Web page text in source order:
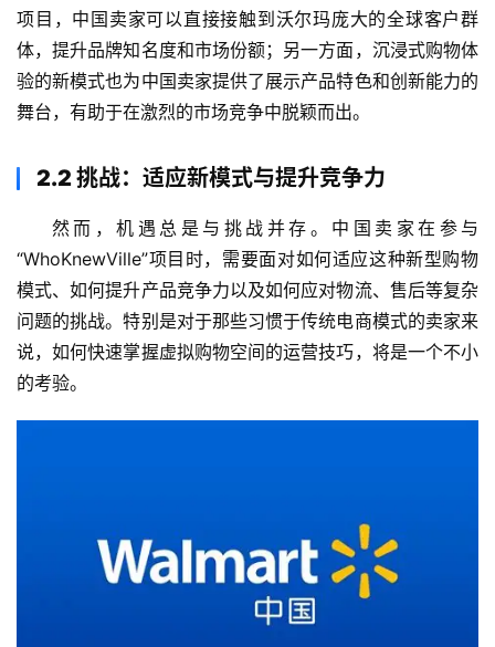
项目，中国卖家可以直接接触到沃尔玛庞大的全球客户群
体，提升品牌知名度和市场份额；另一方面，沉浸式购物体
验的新模式也为中国卖家提供了展示产品特色和创新能力的
舞台，有助于在激烈的市场竞争中脱颖而出。
2.2 挑战：适应新模式与提升竞争力
然而，机遇总是与挑战并存。中国卖家在参与
“WhoKnewVille”项目时，需要面对如何适应这种新型购物
模式、如何提升产品竞争力以及如何应对物流、售后等复杂
问题的挑战。特别是对于那些习惯于传统电商模式的卖家来
说，如何快速掌握虚拟购物空间的运营技巧，将是一个不小
的考验。